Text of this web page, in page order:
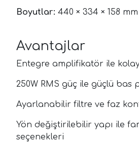
Boyutlar: 440 × 334 × 158 mm
Avantajlar
Entegre amplifikatör ile
250W RMS güç ile güçlü bas
Ayarlanabilir filtre ve faz
Yön değiştirilebilir yapı ile
seçenekleri